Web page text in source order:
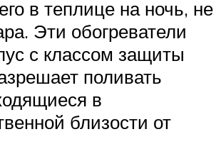
в теплице на ночь, не
Эти обогреватели
с классом защиты
поливать
в
близости от